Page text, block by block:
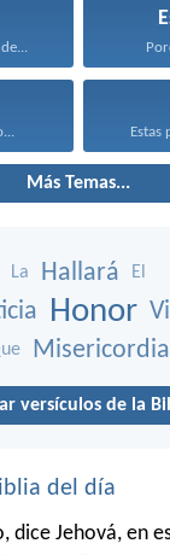
Estas
Más Temas...
La Hallará El
Honor
Misericordia
versículos de la
del día
dice Jehová, en